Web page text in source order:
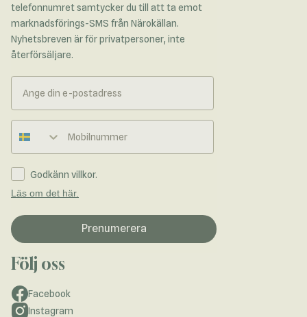
telefonnumret samtycker du till att ta emot
marknadsförings-SMS från Närokällan.
Nyhetsbreven är för privatpersoner, inte
återförsäljare.
Telefonnummer
Godkänn villkor.
Läs om det här.
Prenumerera
Följ oss
Facebook
Instagram